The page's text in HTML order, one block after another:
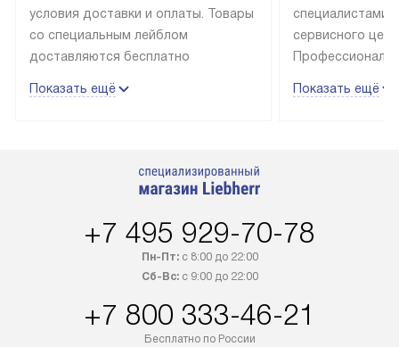
условия доставки и оплаты. Товары
со специальным лейблом
доставляются бесплатно
до подъезда, выезд за МКАД
в течение трех дней. Доставка
регионы осуществляется через
100% предоплаты наша компания
до представительства
транспортной компании в городе
Показать ещё
специалистами
сервисного
эксплуатации
Стоимость
обеспечивают
Показать ещё
+7 495 929-70-78
Пн-Пт:с 8:00 до 22:00
Сб-Вс:с 9:00 до 22:00
+7 800 333-46-21
Бесплатно по России